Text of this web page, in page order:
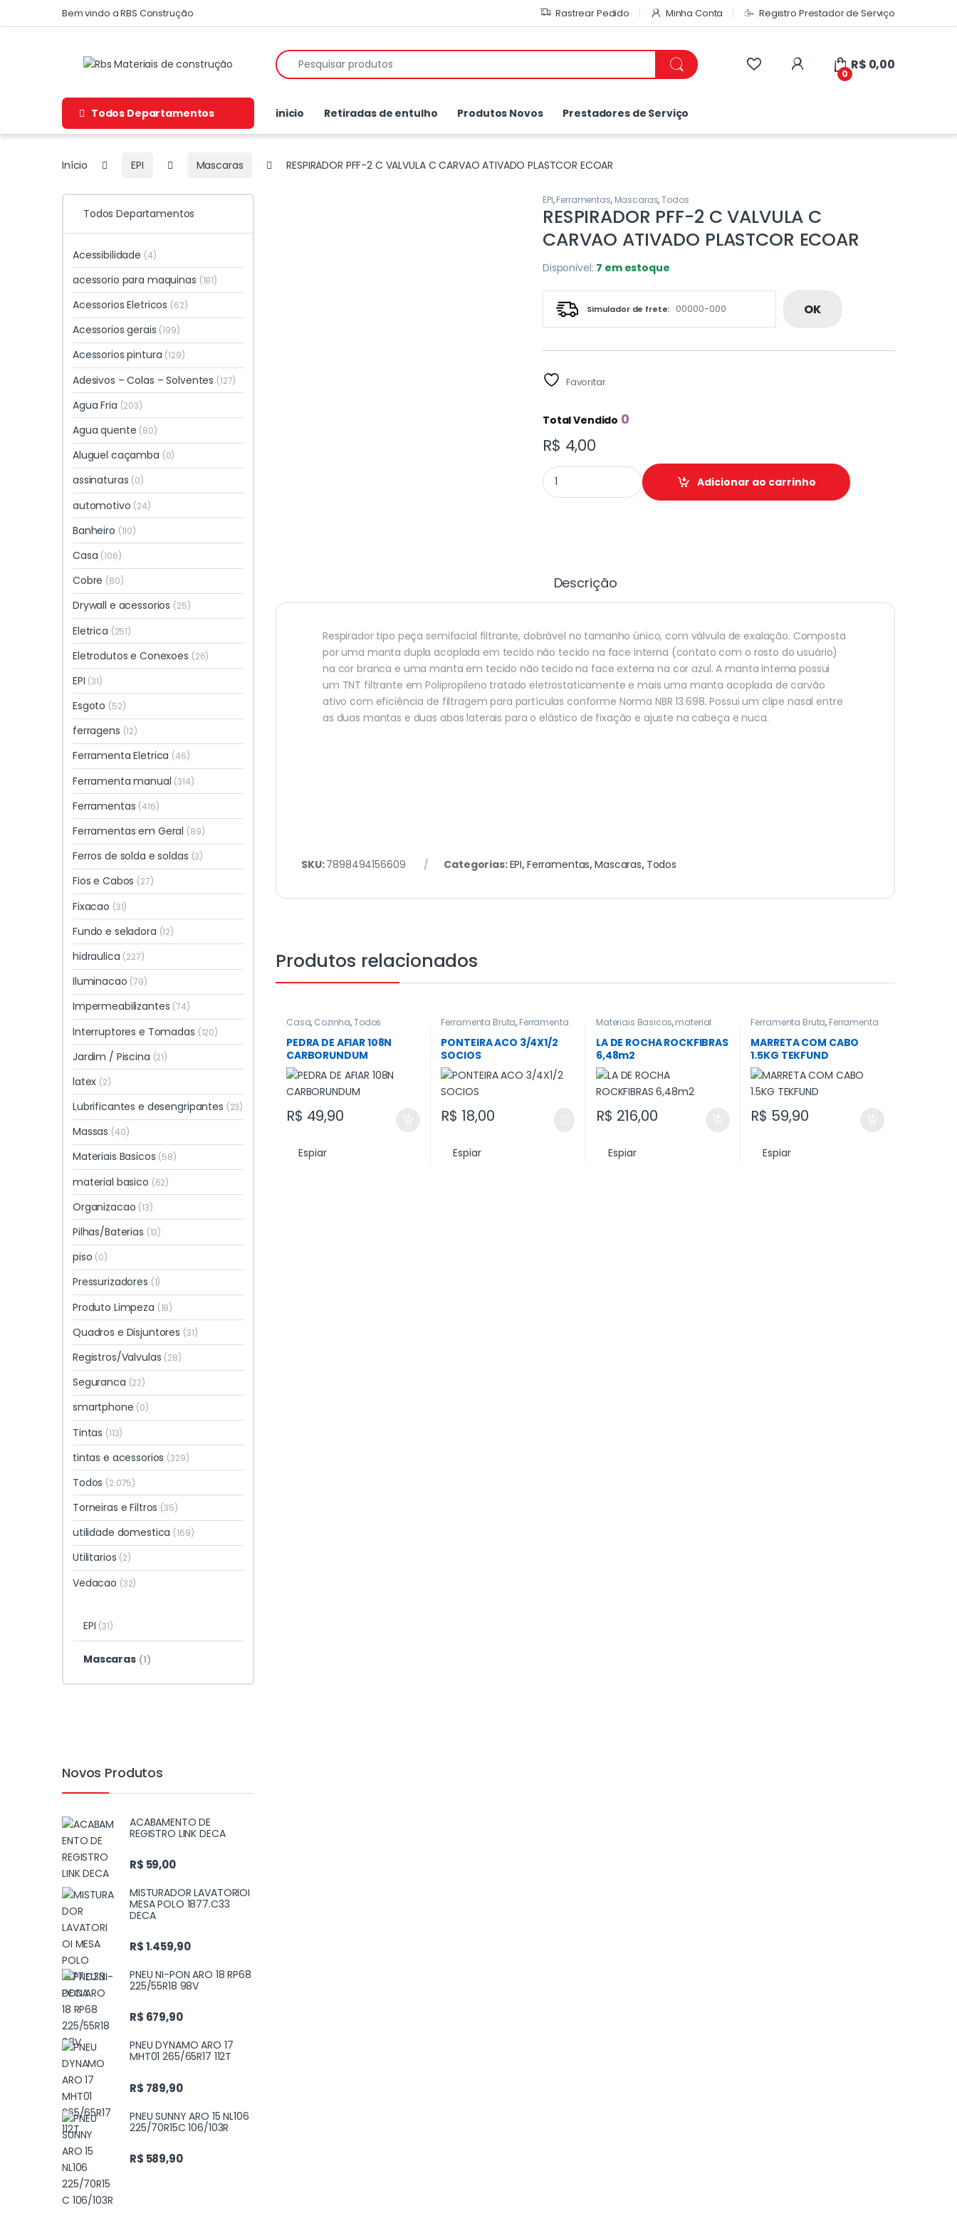
Skip to navigation
Skip to contentBem vindo a RBS Construção Rastrear Pedido Minha Conta Registro Prestador de Serviço
Search for:
0
R$ 0,00
Todos Departamentos inicio Retiradas de entulho Produtos Novos Prestadores de Serviço
Início EPI Mascaras RESPIRADOR PFF-2 C VALVULA C CARVAO ATIVADO PLASTCOR ECOAR
EPI,Ferramentas, Mascaras,Todos
RESPIRADOR PFF-2 C VALVULA C
CARVAO ATIVADO PLASTCOR ECOAR
Disponivel: 7 em estoque
Simulador de frete: OK
Favoritar
Total Vendido 0
R$ 4,00
RESPIRADOR PFF-2 C VALVULA C CARVAO ATIVADO PLASTCOR ECOAR quantidade
Adicionar ao carrinho
Descrição
Respirador tipo peça semifacial filtrante, dobrável no tamanho único, com válvula de exalação. Composta
por uma manta dupla acoplada em tecido não tecido na face interna (contato com o rosto do usuário)
na cor branca e uma manta em tecido não tecido na face externa na cor azul. A manta interna possui
um TNT filtrante em Polipropileno tratado eletrostaticamente e mais uma manta acoplada de carvão
ativo com eficiência de filtragem para partículas conforme Norma NBR 13.698. Possui um clipe nasal entre
as duas mantas e duas abas laterais para o elástico de fixação e ajuste na cabeça e nuca.
SKU:7898494156609 Categorias:EPI,Ferramentas,Mascaras, Todos
Produtos relacionados
Casa, Cozinha,Todos
PEDRA DE AFIAR 108N
CARBORUNDUM
R$ 49,90
Espiar
Ferramenta Bruta, Ferramenta
Ferramentas
Ferramentas em Geral,Todos
PONTEIRA ACO 3/4X1/2
SOCIOS
R$ 18,00
Espiar
Materiais Basicos,material
Vedacao
LA DE ROCHA ROCKFIBRAS
6,48m2
R$ 216,00
Espiar
Ferramenta Bruta, Ferramenta
Ferramentas
Ferramentas em Geral,Todos
MARRETA COM CABO
1.5KG TEKFUND
R$ 59,90
Espiar
Todos Departamentos
Acessibilidade (4)
acessorio para maquinas (181)
Acessorios Eletricos (62)
Acessorios gerais (199)
Acessorios pintura (129)
Adesivos – Colas – Solventes (127)
Agua Fria (203)
Agua quente (80)
Aluguel caçamba (0)
assinaturas (0)
automotivo (24)
Banheiro (110)
Casa (106)
Cobre (80)
Drywall e acessorios (25)
Eletrica (251)
Eletrodutos e Conexoes (26)
EPI (31)
Esgoto (52)
ferragens (12)
Ferramenta Eletrica (46)
Ferramenta manual (314)
Ferramentas (416)
Ferramentas em Geral (89)
Ferros de solda e soldas (3)
Fios e Cabos (27)
Fixacao (31)
Fundo e seladora (12)
hidraulica (227)
Iluminacao (79)
Impermeabilizantes (74)
Interruptores e Tomadas (120)
Jardim / Piscina (21)
latex (2)
Lubrificantes e desengripantes (23)
Massas (40)
Materiais Basicos (58)
material basico (62)
Organizacao (13)
Pilhas/Baterias (13)
piso (0)
Pressurizadores (1)
Produto Limpeza (18)
Quadros e Disjuntores (31)
Registros/Valvulas (28)
Seguranca (22)
smartphone (0)
Tintas (113)
tintas e acessorios (329)
Todos (2.075)
Torneiras e Filtros (35)
utilidade domestica (169)
Utilitarios (2)
Vedacao (32)
EPI (31)
Mascaras (1)
Novos Produtos
ACABAMENTO DE
REGISTRO LINK DECA
R$ 59,00
MISTURADOR LAVATORIOI
MESA POLO 1877.C33
DECA
R$1.459,90
PNEU NI-PON ARO 18 RP68
225/55R18 98V
R$ 679,90
PNEU DYNAMO ARO 17
MHT01 265/65R17 112T
R$ 789,90
PNEU SUNNY ARO 15 NL106
225/70R15C 106/103R
R$ 589,90